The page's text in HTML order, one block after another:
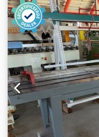
Uitrusting:CE-
gegarandeerde
TECHNISCHE
Zaagblad diameter
150 × 300 mm
Afmetingen en
× 1.800 mm Cjdpezi
UITRUSTING
schuifeenheid met
afvoertransportband
uitwerpvoorziening